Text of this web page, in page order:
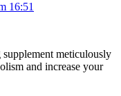
16:51
meticulously
and increase your